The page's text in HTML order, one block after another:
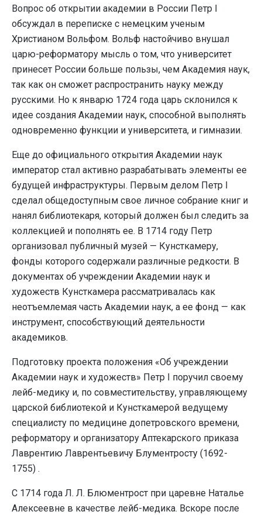
Вопрос об открытии академии в России Петр I
обсуждал в переписке с немецким ученым
Христианом Вольфом. Вольф настойчиво внушал
царю-реформатору мысль о том, что университет
принесет России больше пользы, чем Академия наук,
так как он сможет распространить науку между
русскими. Но к январю 1724 года царь склонился к
идее создания Академии наук, способной выполнять
одновременно функции и университета, и гимназии.
Еще до официального открытия Академии наук
император стал активно разрабатывать элементы ее
будущей инфраструктуры. Первым делом Петр I
сделал общедоступным свое личное собрание книг и
нанял библиотекаря, который должен был следить за
коллекцией и пополнять ее. В 1714 году Петр
организовал публичный музей — Кунсткамеру,
фонды которого содержали различные редкости. В
документах об учреждении Академии наук и
художеств Кунсткамера рассматривалась как
неотъемлемая часть Академии наук, а ее фонд — как
инструмент, способствующий деятельности
академиков.
Подготовку проекта положения «Об учреждении
Академии наук и художеств» Петр I поручил своему
лейб-медику и, по совместительству, управляющему
царской библиотекой и Кунсткамерой ведущему
специалисту по медицине допетровского времени,
реформатору и организатору Аптекарского приказа
Лаврентию Лаврентьевичу Блументросту (1692-
1755) .
С 1714 года Л. Л. Блюментрост при царевне Наталье
Алексеевне в качестве лейб-медика. Вскоре после